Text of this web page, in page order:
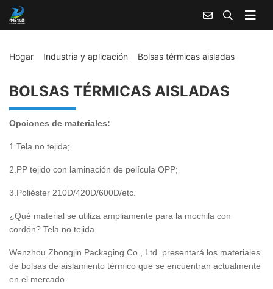
Hogar Industria y aplicación Bolsas térmicas aisladas
BOLSAS TÉRMICAS AISLADAS
Opciones de materiales:
1.Tela no tejida;
2.PP tejido con laminación de película OPP;
3.Poliéster 210D/420D/600D/etc.
¿Qué material se utiliza ampliamente para la mochila con
cordón? Tela no tejida.
Wenzhou Zhongjin Packaging Co., Ltd. presentará los materiales
de bolsas de aislamiento térmico que se encuentran actualmente
en el mercado.